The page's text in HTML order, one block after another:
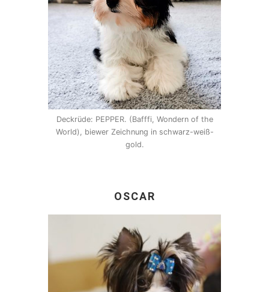
Deckrüde: PEPPER. (Bafffi, Wondern of the
World), biewer Zeichnung in schwarz-weiß-
gold.
OSCAR